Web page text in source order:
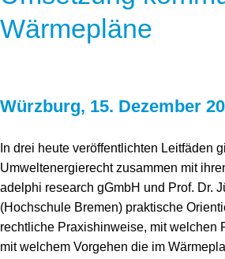
Wärmepläne
Würzburg, 15. Dezember
In drei heute veröffentlichten Leitfäden
Umweltenergierecht zusammen mit
adelphi research gGmbH und Prof. Dr.
(Hochschule Bremen) praktische
rechtliche Praxishinweise, mit welchen
mit welchem Vorgehen die im